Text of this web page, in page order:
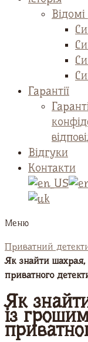
Гарантії
Відгуки
Контакти
Меню
Приватний
Як знайти шахрая,
приватного
Як
із